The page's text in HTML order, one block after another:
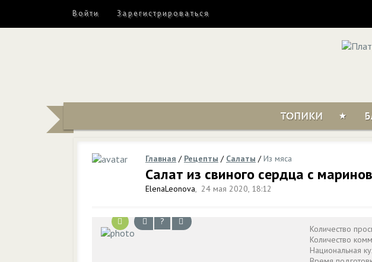
Войти Зарегистрироваться
ТОПИКИ
Главная / Рецепты / Салаты /Из мяса
Салат из свиного сердца с
ElenaLeonova, 24 мая 2020, 18:12
?
Количество
Количество
Национальная